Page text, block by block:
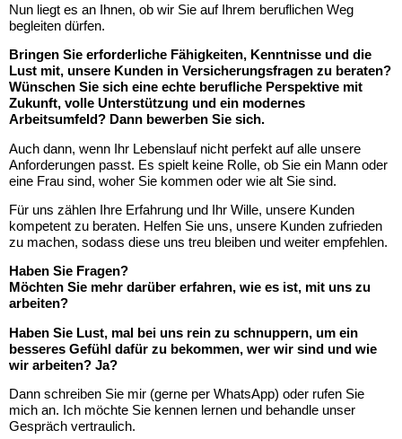
Nun liegt es an Ihnen, ob wir Sie auf Ihrem beruflichen Weg
begleiten dürfen.
Bringen Sie erforderliche Fähigkeiten, Kenntnisse und die
Lust mit, unsere Kunden in Versicherungsfragen zu beraten?
Wünschen Sie sich eine echte berufliche Perspektive mit
Zukunft, volle Unterstützung und ein modernes
Arbeitsumfeld? Dann bewerben Sie sich.
Auch dann, wenn Ihr Lebenslauf nicht perfekt auf alle unsere
Anforderungen passt. Es spielt keine Rolle, ob Sie ein Mann oder
eine Frau sind, woher Sie kommen oder wie alt Sie sind.
Für uns zählen Ihre Erfahrung und Ihr Wille, unsere Kunden
kompetent zu beraten. Helfen Sie uns, unsere Kunden zufrieden
zu machen, sodass diese uns treu bleiben und weiter empfehlen.
Haben Sie Fragen?
Möchten Sie mehr darüber erfahren, wie es ist, mit uns zu
arbeiten?
Haben Sie Lust, mal bei uns rein zu schnuppern, um ein
besseres Gefühl dafür zu bekommen, wer wir sind und wie
wir arbeiten? Ja?
Dann schreiben Sie mir (gerne per WhatsApp) oder rufen Sie
mich an. Ich möchte Sie kennen lernen und behandle unser
Gespräch vertraulich.